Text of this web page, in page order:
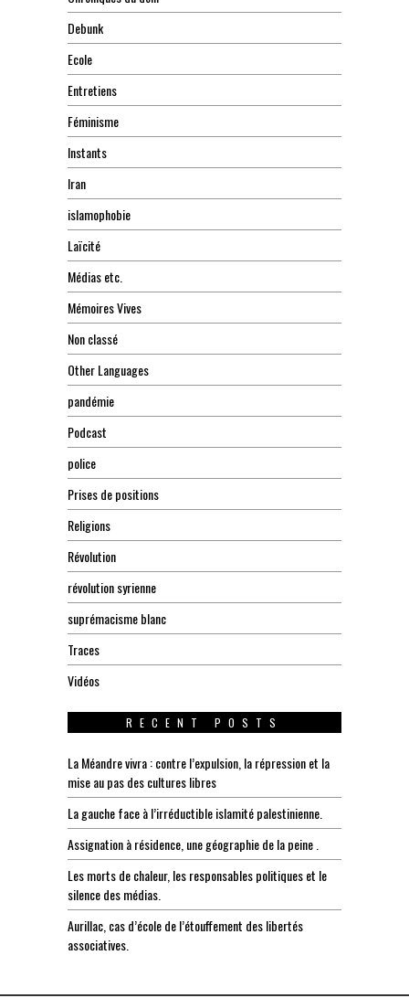
Debunk
Ecole
Entretiens
Féminisme
Instants
Iran
islamophobie
Laïcité
Médias etc.
Mémoires Vives
Non classé
Other Languages
pandémie
Podcast
police
Prises de positions
Religions
Révolution
révolution syrienne
suprémacisme blanc
Traces
Vidéos
RECENT POSTS
La Méandre vivra : contre l’expulsion, la répression et la
mise au pas des cultures libres
La gauche face à l’irréductible islamité palestinienne.
Assignation à résidence, une géographie de la peine .
Les morts de chaleur, les responsables politiques et le
silence des médias.
Aurillac, cas d’école de l’étouffement des libertés
associatives.